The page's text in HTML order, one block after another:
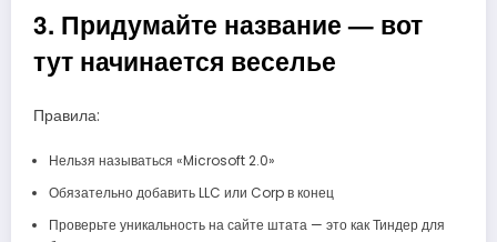
3. Придумайте название — вот
тут начинается веселье
Правила:
Нельзя называться «Microsoft 2.0»
Обязательно добавить LLC или Corp в конец
Проверьте уникальность на сайте штата — это как Тиндер для